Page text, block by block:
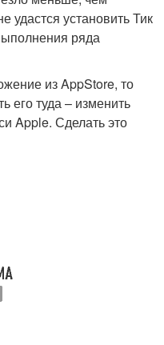
удастся установить Тик
ряда
из AppStore, то
его туда – изменить
Apple. Сделать это